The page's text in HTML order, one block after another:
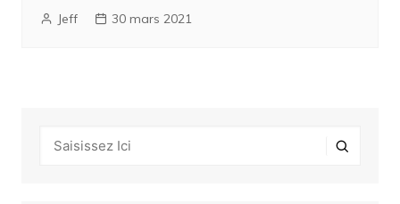
Jeff 30 mars 2021